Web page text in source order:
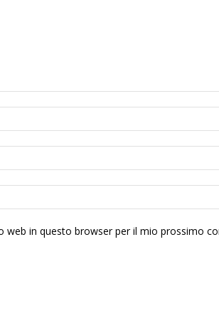
web in questo browser per il mio prossimo